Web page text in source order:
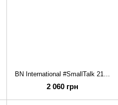
BN International #SmallTalk 219271
2 060 грн